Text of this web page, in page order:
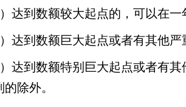
）达到数额较大起点的，可以在
）达到数额巨大起点或者有其他
）达到数额特别巨大起点或者有
除外。